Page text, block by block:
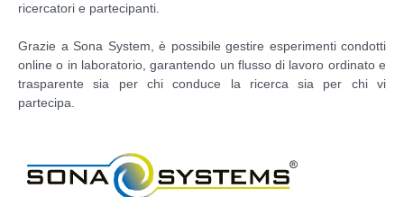
ricercatori e partecipanti.
Grazie a Sona System, è possibile gestire esperimenti condotti
online o in laboratorio, garantendo un flusso di lavoro ordinato e
trasparente sia per chi conduce la ricerca sia per chi vi
partecipa.